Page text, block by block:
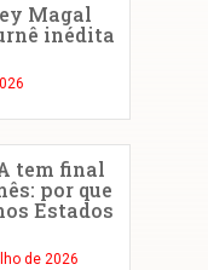
Magal
inédita
tem final
por que
Estados
de 2026